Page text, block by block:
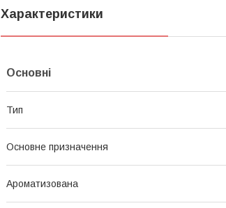
Характеристики
Основні
Тип
Основне призначення
Ароматизована